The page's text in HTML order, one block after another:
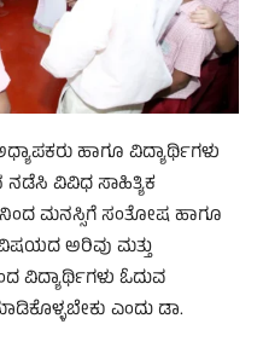
ಹಾಗೂ ವಿದ್ಯಾರ್ಥಿಗಳು
ವಿವಿಧ ಸಾಹಿತ್ಯಿಕ
ಮನಸ್ಸಿಗೆ ಸಂತೋಷ ಹಾಗೂ
ಅರಿವು ಮತ್ತು
ವಿದ್ಯಾರ್ಥಿಗಳು ಓದುವ
ಎಂದು ಡಾ.